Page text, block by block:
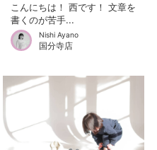
こんにちは！ 西です！ 文章を
書くのが苦手...
Nishi Ayano
国分寺店